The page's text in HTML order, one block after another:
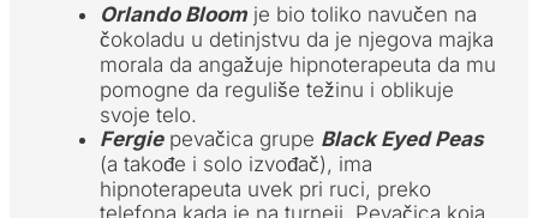
Orlando Bloom je bio toliko navučen na
čokoladu u detinjstvu da je njegova majka
morala da angažuje hipnoterapeuta da mu
pomogne da reguliše težinu i oblikuje
svoje telo.
Fergiepevačica grupe Black Eyed Peas
(a takođe i solo izvođač), ima
hipnoterapeuta uvek pri ruci, preko
telefona kada je na turneji. Pevačica koja